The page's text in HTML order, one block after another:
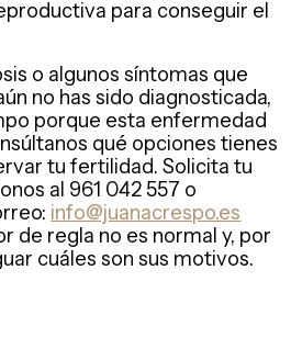
para conseguir el
o algunos síntomas que
no has sido diagnosticada,
porque esta enfermedad
qué opciones tienes
tu fertilidad. Solicita tu
al 961 042 557 o
info@juanacrespo.es
de regla no es normal y, por
cuáles son sus motivos.